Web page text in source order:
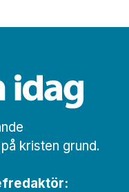
kristen grund.